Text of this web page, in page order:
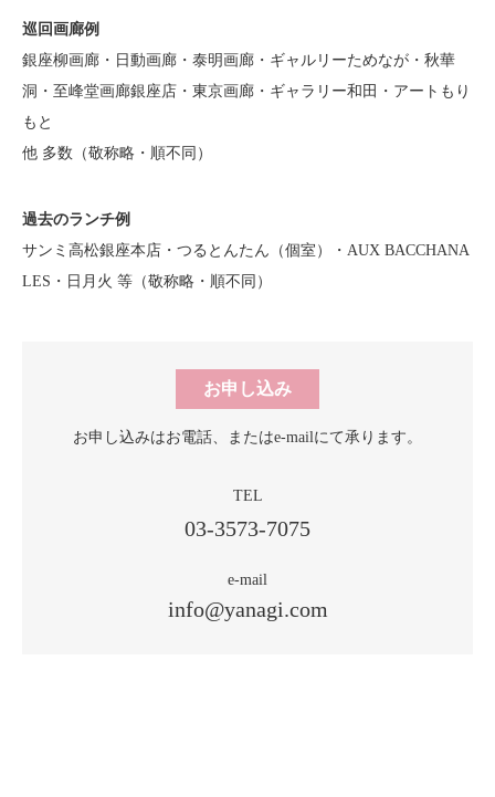
巡回画廊例
銀座柳画廊・日動画廊・泰明画廊・ギャルリーためなが・秋華
洞・至峰堂画廊銀座店・東京画廊・ギャラリー和田・アートもり
もと
他 多数（敬称略・順不同）
過去のランチ例
サンミ高松銀座本店・つるとんたん（個室）・AUX BACCHANA
LES・日月火 等（敬称略・順不同）
お申し込み
お申し込みはお電話、 またはe-mailにて承ります。
TEL
03-3573-7075
e-mail
info@yanagi.com